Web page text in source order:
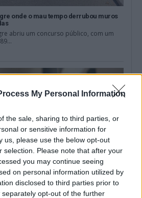
My Personal Information
the sale, sharing to third parties, or
or sensitive information for
us, please use the below opt-out
selection. Please note that after your
you may continue seeing
on personal information utilized by
disclosed to third parties prior to
opt-out of the further
onde o mau tempo derrubou muros
abriu um concurso público, com um